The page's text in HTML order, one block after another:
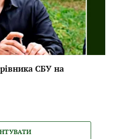
СБУ на